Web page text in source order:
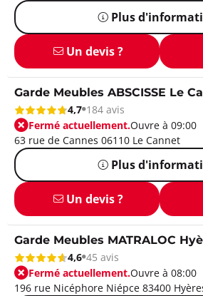
Plus
Un devis ?
Garde Meubles ABSCISSE Le
4,7 184 avis
Fermé actuellement.Ouvre à 09:00
63 rue de Cannes 06110 Le Cannet
Plus
Un devis ?
Garde Meubles MATRALOC
4,6 45 avis
Fermé actuellement.Ouvre à 08:00
196 rue Nicéphore Niépce 83400